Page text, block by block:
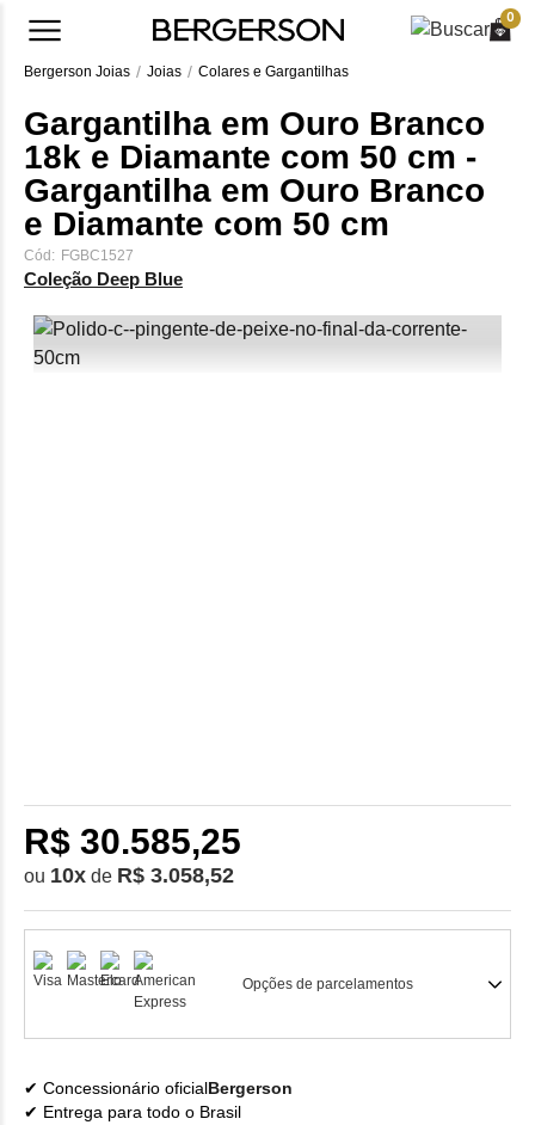
0
Bergerson Joias Joias Colares e Gargantilhas
Gargantilha em Ouro Branco
18k e Diamante com 50 cm -
Gargantilha em Ouro Branco
e Diamante com 50 cm
Cód: FGBC1527
Coleção Deep Blue
R$ 30.585,25
ou 10x de R$ 3.058,52
Opções de parcelamentos
Concessionário oficialBergerson
Entrega para todo o Brasil